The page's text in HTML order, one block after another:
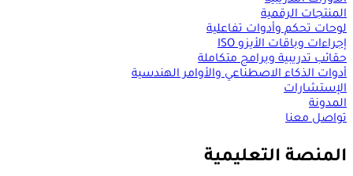
المنتجات الرقمية
لوحات تحكم وأدوات تفاعلية
إجراءات وباقات الأيزو ISO
حقائب تدريبية وبرامج متكاملة
أدوات الذكاء الاصطناعي والأوامر الهندسية
الإستشارات
المدونة
تواصل معنا
المنصة التعليمية